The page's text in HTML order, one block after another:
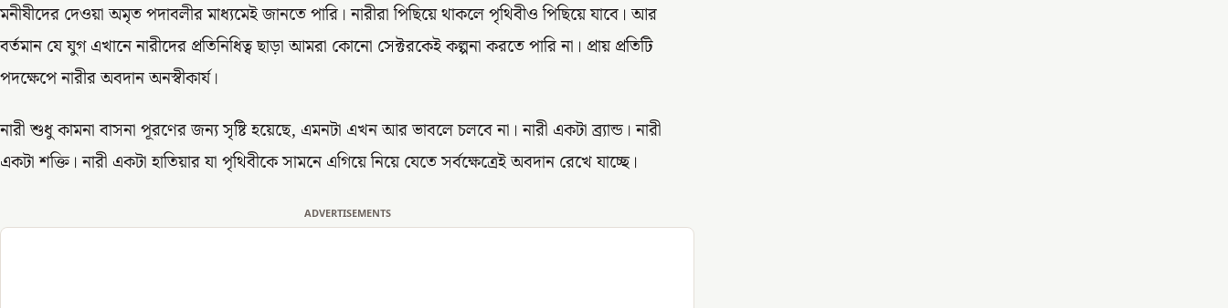
মনীষীদের দেওয়া অমৃত পদাবলীর মাধ্যমেই জানতে পারি। নারীরা পিছিয়ে থাকলে পৃথিবীও পিছিয়ে যাবে। আর
বর্তমান যে যুগ এখানে নারীদের প্রতিনিধিত্ব ছাড়া আমরা কোনো সেক্টরকেই কল্পনা করতে পারি না। প্রায় প্রতিটি
পদক্ষেপে নারীর অবদান অনস্বীকার্য।
নারী শুধু কামনা বাসনা পূরণের জন্য সৃষ্টি হয়েছে, এমনটা এখন আর ভাবলে চলবে না। নারী একটা ব্র্যান্ড। নারী
একটা শক্তি। নারী একটা হাতিয়ার যা পৃথিবীকে সামনে এগিয়ে নিয়ে যেতে সর্বক্ষেত্রেই অবদান রেখে যাচ্ছে।
ADVERTISEMENTS